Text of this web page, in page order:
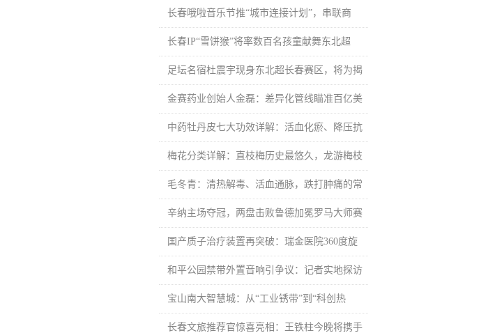
长春哦啦音乐节推“城市连接计划”，串联商
长春IP“雪饼猴”将率数百名孩童献舞东北超
足坛名宿杜震宇现身东北超长春赛区，将为揭
金赛药业创始人金磊：差异化管线瞄准百亿美
中药牡丹皮七大功效详解：活血化瘀、降压抗
梅花分类详解：直枝梅历史最悠久，龙游梅枝
毛冬青：清热解毒、活血通脉，跌打肿痛的常
辛纳主场夺冠，两盘击败鲁德加冕罗马大师赛
国产质子治疗装置再突破：瑞金医院360度旋
和平公园禁带外置音响引争议：记者实地探访
宝山南大智慧城：从“工业锈带”到“科创热
长春文旅推荐官惊喜亮相：王铁柱今晚将携手